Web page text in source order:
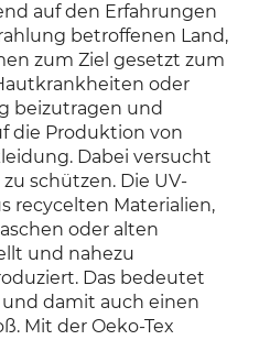
auf den Erfahrungen
betroffenen Land,
zum Ziel gesetzt zum
oder
beizutragen und
die Produktion von
Dabei versucht
schützen. Die UV-
recycelten Materialien,
oder alten
und nahezu
Das bedeutet
damit auch einen
Mit der Oeko-Tex